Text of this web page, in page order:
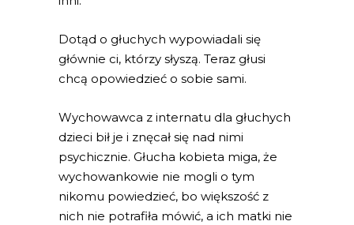
Dotąd o głuchych wypowiadali się
głównie ci, którzy słyszą. Teraz głusi
chcą opowiedzieć o sobie sami.
Wychowawca z internatu dla głuchych
dzieci bił je i znęcał się nad nimi
psychicznie. Głucha kobieta miga, że
wychowankowie nie mogli o tym
nikomu powiedzieć, bo większość z
nich nie potrafiła mówić, a ich matki nie